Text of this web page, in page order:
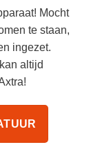
Mocht
te staan,
ingezet.
altijd